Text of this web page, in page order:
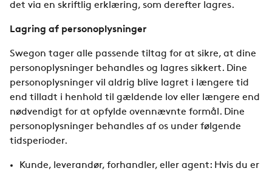
det via en skriftlig erklæring, som derefter lagres.
Lagring af personoplysninger
Swegon tager alle passende tiltag for at sikre, at dine
personoplysninger behandles og lagres sikkert. Dine
personoplysninger vil aldrig blive lagret i længere tid
end tilladt i henhold til gældende lov eller længere end
nødvendigt for at opfylde ovennævnte formål. Dine
personoplysninger behandles af os under følgende
tidsperioder.
Kunde, leverandør, forhandler, eller agent: Hvis du er